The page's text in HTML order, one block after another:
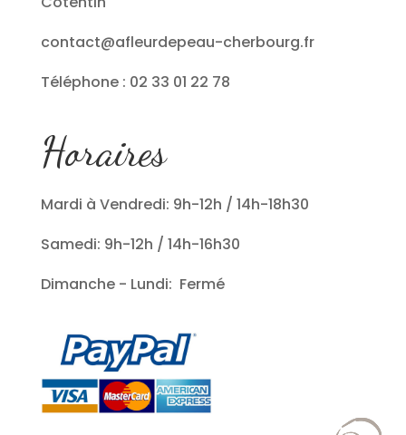
contact@afleurdepeau-cherbourg.fr
Téléphone : 02 33 01 22 78
Horaires
Mardi à Vendredi: 9h-12h / 14h-18h30
Samedi: 9h-12h / 14h-16h30
Dimanche - Lundi: Fermé